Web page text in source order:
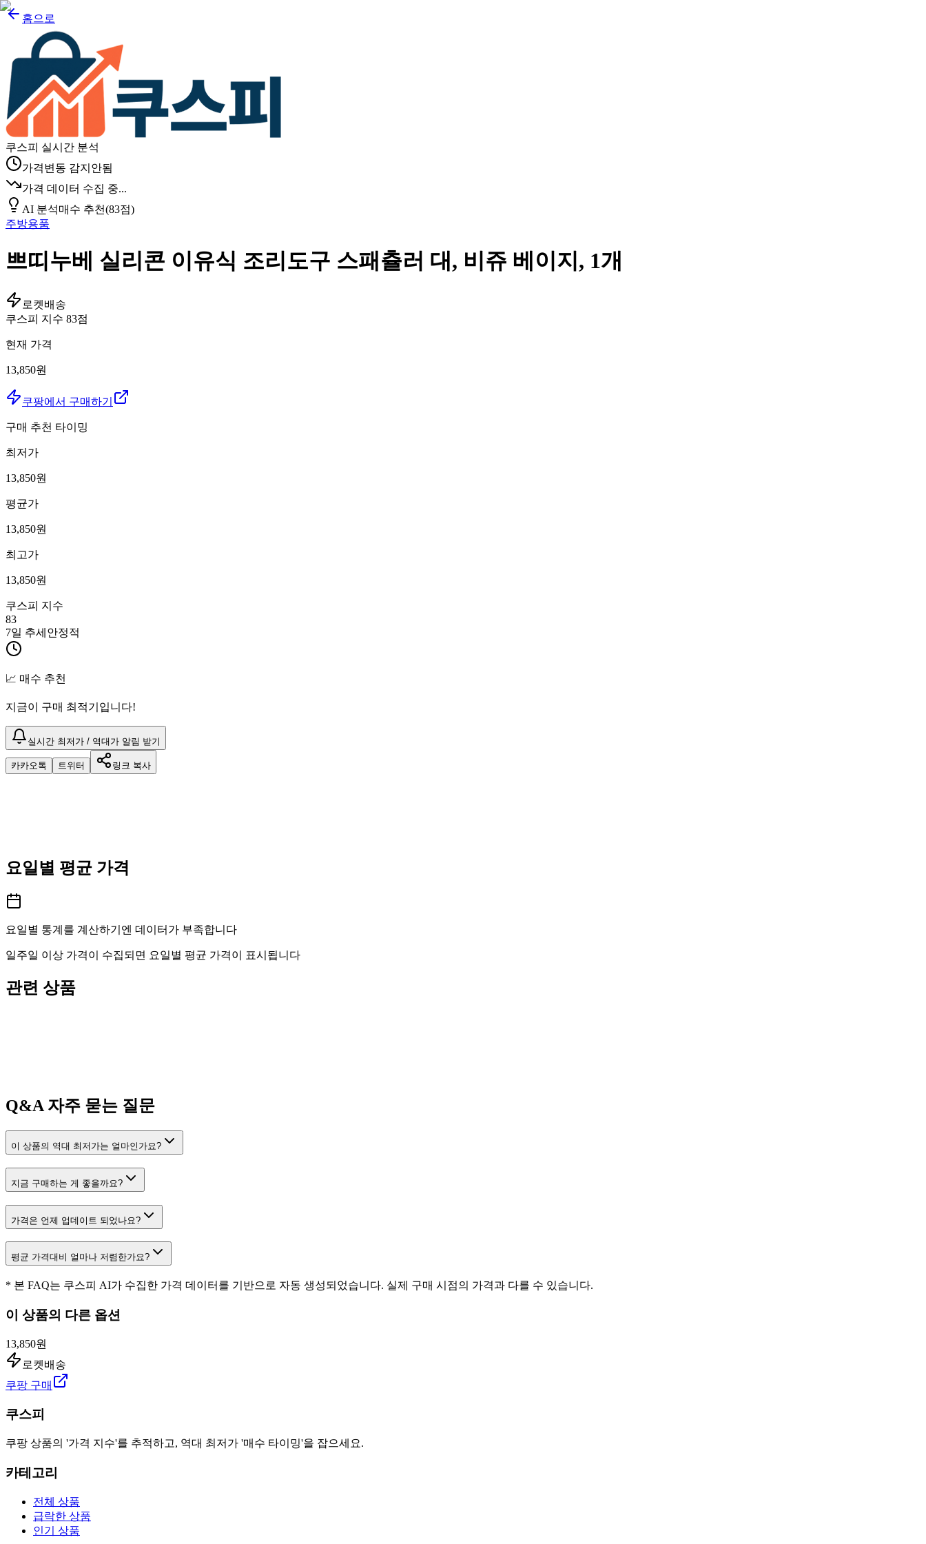
홈으로
쿠스피 실시간 분석
가격변동 감지안됨
가격 데이터 수집 중...
AI 분석매수 추천(83점)
주방용품
쁘띠누베 실리콘 이유식 조리도구 스패츌러 대, 비쥬 베이지, 1개
로켓배송
쿠스피 지수 83점
현재 가격
13,850원
쿠팡에서 구매하기
구매 추천 타이밍
최저가
13,850원
평균가
13,850원
최고가
13,850원
쿠스피 지수
83
7일 추세 안정적
📈 매수 추천
지금이 구매 최적기입니다!
실시간 최저가 / 역대가 알림 받기
카카오톡 트위터 링크 복사
요일별 평균 가격
요일별 통계를 계산하기엔 데이터가 부족합니다
일주일 이상 가격이 수집되면 요일별 평균 가격이 표시됩니다
관련 상품
Q&A자주 묻는 질문
이 상품의 역대 최저가는 얼마인가요?
지금 구매하는 게 좋을까요?
가격은 언제 업데이트 되었나요?
평균 가격대비 얼마나 저렴한가요?
* 본 FAQ는 쿠스피 AI가 수집한 가격 데이터를 기반으로 자동 생성되었습니다. 실제 구매 시점의 가격과 다를 수 있습니다.
이 상품의 다른 옵션
13,850원
로켓배송
쿠팡 구매
쿠스피
쿠팡 상품의 '가격 지수'를 추적하고, 역대 최저가 '매수 타이밍'을 잡으세요.
카테고리
전체 상품
급락한 상품
인기 상품